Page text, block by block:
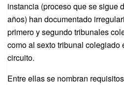
instancia (proceso que se sigue
años) han documentado
primero y segundo tribunales
como al sexto tribunal colegiado
circuito.
Entre ellas se nombran